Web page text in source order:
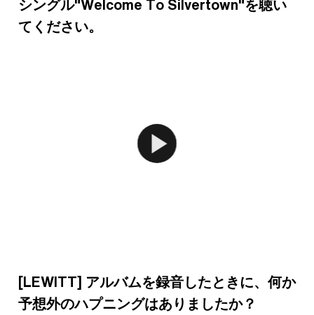
シングル"Welcome To Silvertown"を聴い
てください。
[LEWITT] アルバムを録音したときに、何か
予想外のハプニングはありましたか？